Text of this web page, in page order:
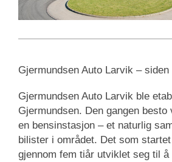
Gjermundsen Auto Larvik – siden
Gjermundsen Auto Larvik ble
Gjermundsen. Den gangen
en bensinstasjon – et naturlig
bilister i området. Det som
gjennom fem tiår utviklet seg til å